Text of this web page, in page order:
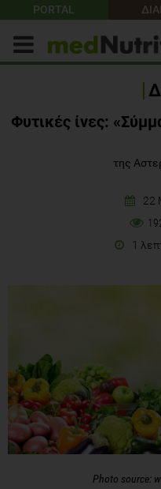
PORTAL
Φυτικές ίνες:
της
22
1
Photo source: